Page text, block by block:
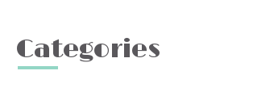
Categories